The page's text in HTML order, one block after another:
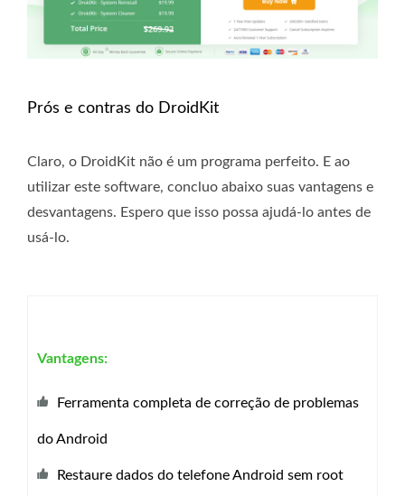
Prós e contras do DroidKit
Claro, o DroidKit não é um programa perfeito. E ao
utilizar este software, concluo abaixo suas vantagens e
desvantagens. Espero que isso possa ajudá-lo antes de
usá-lo.
Vantagens:
Ferramenta completa de correção de problemas
do Android
Restaure dados do telefone Android sem root